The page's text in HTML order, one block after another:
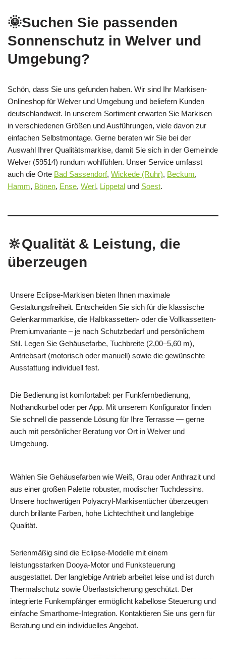
🌞Suchen Sie passenden
Sonnenschutz in Welver und
Umgebung?
Schön, dass Sie uns gefunden haben. Wir sind Ihr Markisen-
Onlineshop für Welver und Umgebung und beliefern Kunden
deutschlandweit. In unserem Sortiment erwarten Sie Markisen
in verschiedenen Größen und Ausführungen, viele davon zur
einfachen Selbstmontage. Gerne beraten wir Sie bei der
Auswahl Ihrer Qualitätsmarkise, damit Sie sich in der Gemeinde
Welver (59514) rundum wohlfühlen. Unser Service umfasst
auch die Orte Bad Sassendorf, Wickede (Ruhr), Beckum,
Hamm, Bönen, Ense, Werl, Lippetal und Soest.
🔆Qualität & Leistung, die
überzeugen
Unsere Eclipse-Markisen bieten Ihnen maximale
Gestaltungsfreiheit. Entscheiden Sie sich für die klassische
Gelenkarmmarkise, die Halbkassetten- oder die Vollkassetten-
Premiumvariante – je nach Schutzbedarf und persönlichem
Stil. Legen Sie Gehäusefarbe, Tuchbreite (2,00–5,60 m),
Antriebsart (motorisch oder manuell) sowie die gewünschte
Ausstattung individuell fest.
Die Bedienung ist komfortabel: per Funkfernbedienung,
Nothandkurbel oder per App. Mit unserem Konfigurator finden
Sie schnell die passende Lösung für Ihre Terrasse — gerne
auch mit persönlicher Beratung vor Ort in Welver und
Umgebung.
Wählen Sie Gehäusefarben wie Weiß, Grau oder Anthrazit und
aus einer großen Palette robuster, modischer Tuchdessins.
Unsere hochwertigen Polyacryl-Markisentücher überzeugen
durch brillante Farben, hohe Lichtechtheit und langlebige
Qualität.
Serienmäßig sind die Eclipse-Modelle mit einem
leistungsstarken Dooya-Motor und Funksteuerung
ausgestattet. Der langlebige Antrieb arbeitet leise und ist durch
Thermalschutz sowie Überlastsicherung geschützt. Der
integrierte Funkempfänger ermöglicht kabellose Steuerung und
einfache Smarthome-Integration. Kontaktieren Sie uns gern für
Beratung und ein individuelles Angebot.